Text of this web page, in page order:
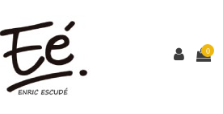
0